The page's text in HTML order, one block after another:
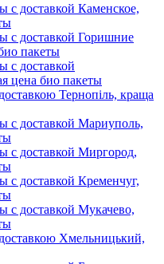
с доставкой Каменское,
с доставкой Горишние
пакеты
с доставкой
цена био пакеты
Тернопіль, краща
с доставкой Мариуполь,
с доставкой Миргород,
с доставкой Кременчуг,
с доставкой Мукачево,
доставкою Хмельницький,